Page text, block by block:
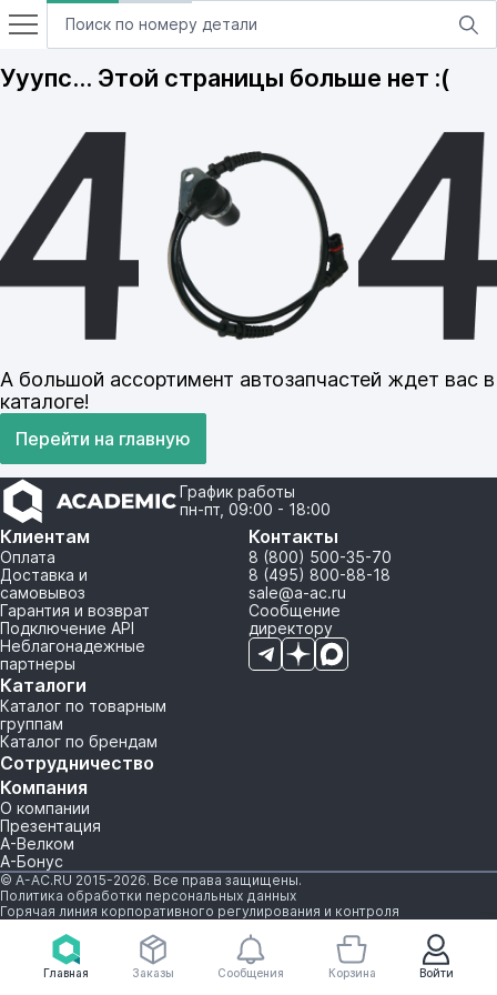
Главная Войти
Заказы Сообщения Корзина
Ууупс… Этой страницы больше нет :(
А большой ассортимент автозапчастей ждет вас в
каталоге!
Перейти на главную
График работы
пн-пт, 09:00 - 18:00
Клиентам
Оплата
Доставка и
самовывоз
Гарантия и возврат
Подключение API
Неблагонадежные
партнеры
Каталоги
Каталог по товарным
группам
Каталог по брендам
Сотрудничество
Компания
О компании
Презентация
А-Велком
А-Бонус
Контакты
8 (800) 500-35-70
8 (495) 800-88-18
sale@a-ac.ru
Сообщение
директору
© A-AC.RU 2015-2026. Все права защищены.
Политика обработки персональных данных
Горячая линия корпоративного регулирования и контроля